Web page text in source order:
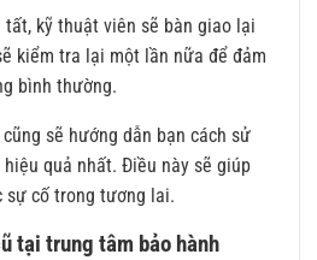
kỹ thuật viên sẽ bàn giao lại
kiểm tra lại một lần nữa để đảm
bình thường.
sẽ hướng dẫn bạn cách sử
quả nhất. Điều này sẽ giúp
sự cố trong tương lai.
tại trung tâm bảo hành